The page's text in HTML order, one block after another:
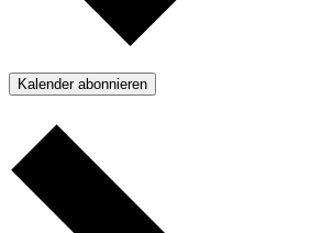
Kalender abonnieren